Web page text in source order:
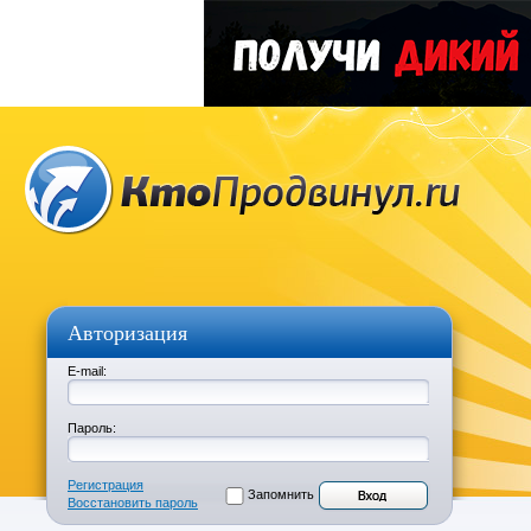
Авторизация
E-mail:
Пароль:
Регистрация
Восстановить пароль
Запомнить